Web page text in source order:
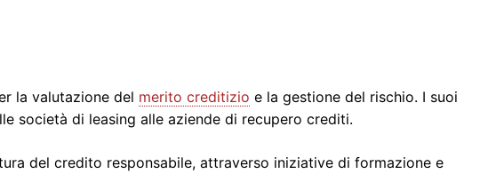
la valutazione del merito creditizio e la gestione del rischio. I suoi
società di leasing alle aziende di recupero crediti.
del credito responsabile, attraverso iniziative di formazione e